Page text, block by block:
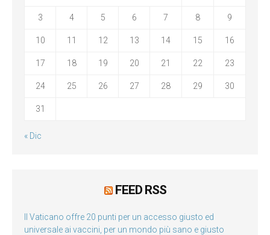
3 4 5 6 7 8 9
10 11 12 13 14 15 16
17 18 19 20 21 22 23
24 25 26 27 28 29 30
31
« Dic
FEED RSS
Il Vaticano offre 20 punti per un accesso giusto ed
universale ai vaccini, per un mondo più sano e giusto